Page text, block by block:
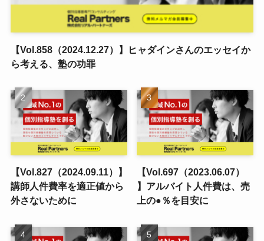
【Vol.858（2024.12.27）】ヒャダインさんのエッセイか
ら考える、塾の功罪
【Vol.827（2024.09.11）】
講師人件費率を適正値から
外さないために
【Vol.697（2023.06.07）
】アルバイト人件費は、売
上の●％を目安に